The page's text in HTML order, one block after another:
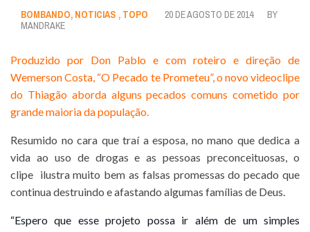
BOMBANDO, NOTICIAS , TOPO 20 DE AGOSTO DE 2014
BY
MANDRAKE
Produzido por Don Pablo e com roteiro e direção de
Wemerson Costa, “O Pecado te Prometeu”, o novo videoclipe
do Thiagão aborda alguns pecados comuns cometido por
grande maioria da população.
Resumido no cara que traí a esposa, no mano que dedica a
vida ao uso de drogas e as pessoas preconceituosas, o
clipe ilustra muito bem as falsas promessas do pecado que
continua destruindo e afastando algumas famílias de Deus.
“Espero que esse projeto possa ir além de um simples